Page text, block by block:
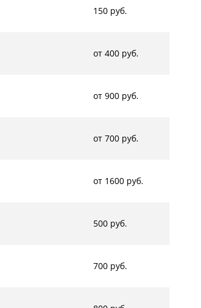
150 руб.
от 400 руб.
от 900 руб.
от 700 руб.
от 1600 руб.
500 руб.
700 руб.